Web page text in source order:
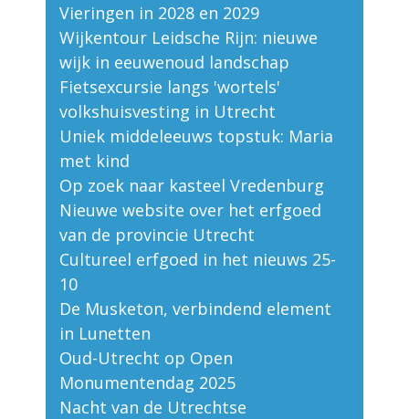
Vieringen in 2028 en 2029
Wijkentour Leidsche Rijn: nieuwe
wijk in eeuwenoud landschap
Fietsexcursie langs 'wortels'
volkshuisvesting in Utrecht
Uniek middeleeuws topstuk: Maria
met kind
Op zoek naar kasteel Vredenburg
Nieuwe website over het erfgoed
van de provincie Utrecht
Cultureel erfgoed in het nieuws 25-
10
De Musketon, verbindend element
in Lunetten
Oud-Utrecht op Open
Monumentendag 2025
Nacht van de Utrechtse